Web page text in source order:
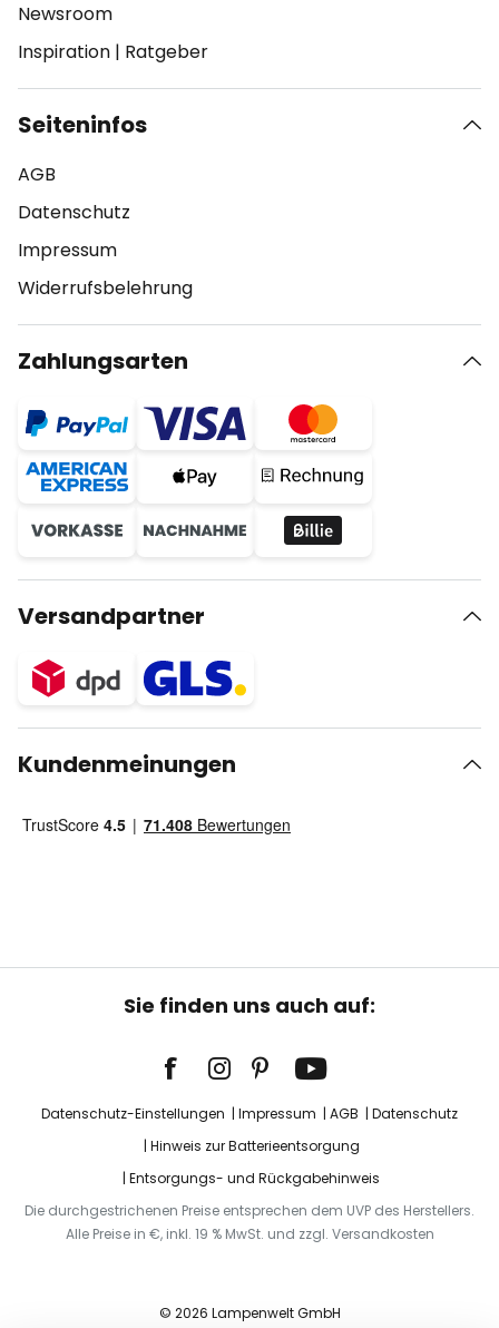
Newsroom
Inspiration | Ratgeber
Seiteninfos
AGB
Datenschutz
Impressum
Widerrufsbelehrung
Zahlungsarten
Versandpartner
Kundenmeinungen
Sie finden uns auch auf:
Datenschutz-Einstellungen Impressum AGB
Datenschutz
Hinweis zur Batterieentsorgung
Entsorgungs- und Rückgabehinweis
Die durchgestrichenen Preise entsprechen dem UVP des Herstellers.
Alle Preise in €, inkl. 19 % MwSt. und zzgl. Versandkosten
© 2026 Lampenwelt GmbH